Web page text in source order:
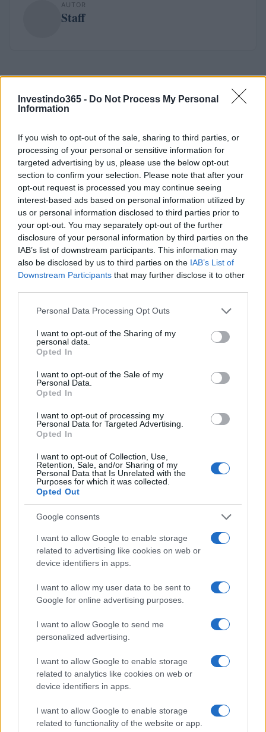
Investindo365 - Do Not Process My Personal
Information
If you wish to opt-out of the sale, sharing to third parties, or
processing of your personal or sensitive information for
targeted advertising by us, please use the below opt-out
section to confirm your selection. Please note that after your
opt-out request is processed you may continue seeing
interest-based ads based on personal information utilized by
us or personal information disclosed to third parties prior to
your opt-out. You may separately opt-out of the further
disclosure of your personal information by third parties on the
IAB’s list of downstream participants. This information may
also be disclosed by us to third parties on the IAB’s List of
Downstream Participants that may further disclose it to other
Please note that this website/app uses one or more Google
not limited to your visit or usage behaviour. You may click to
grant or deny consent to Google and its third-party tags to
use your data for below specified purposes in below Google
consent section.
Personal Data Processing Opt Outs
I want to opt-out of the Sharing of my
personal data.
Opted In
I want to opt-out of the Sale of my
Personal Data.
Opted In
I want to opt-out of processing my
Personal Data for Targeted Advertising.
Opted In
I want to opt-out of Collection, Use,
Retention, Sale, and/or Sharing of my
Personal Data that Is Unrelated with the
Purposes for which it was collected.
Opted Out
Google consents
I want to allow Google to enable storage
related to advertising like cookies on web or
device identifiers in apps.
I want to allow my user data to be sent to
Google for online advertising purposes.
I want to allow Google to send me
personalized advertising.
I want to allow Google to enable storage
related to analytics like cookies on web or
device identifiers in apps.
I want to allow Google to enable storage
related to functionality of the website or app.
AUTOR
Staff
Continue lendo
MOEDAS CRIPTOGRÁFICAS
Vulnerabilidade crítica no BTCPay Server: como proteger seus
bitcoins
Rafael Oliveira · 7 ago 2026